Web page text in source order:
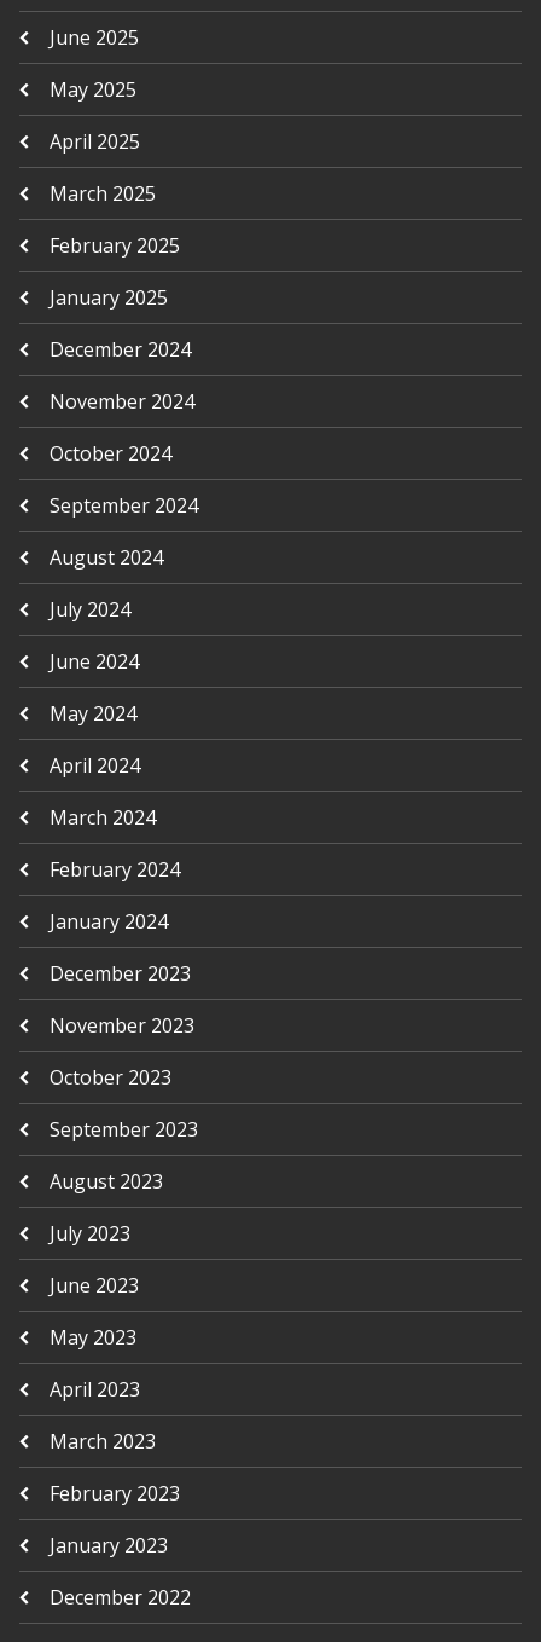
June 2025
May 2025
April 2025
March 2025
February 2025
January 2025
December 2024
November 2024
October 2024
September 2024
August 2024
July 2024
June 2024
May 2024
April 2024
March 2024
February 2024
January 2024
December 2023
November 2023
October 2023
September 2023
August 2023
July 2023
June 2023
May 2023
April 2023
March 2023
February 2023
January 2023
December 2022